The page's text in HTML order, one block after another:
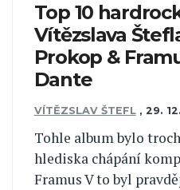
Top 10
Vítězslava
Prokop &
Dante
VÍTĚZSLAV ŠTEFL , 29.
Tohle album bylo
hlediska chápání
Framus V to byl